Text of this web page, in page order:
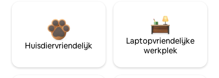
Huisdiervriendelijk
Laptopvriendelijke
werkplek